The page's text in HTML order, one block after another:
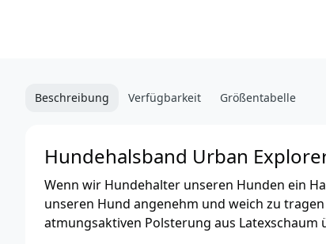
Beschreibung Verfügbarkeit Größentabelle
Hundehalsband Urban
Wenn wir Hundehalter unseren Hunden ein
unseren Hund angenehm und weich zu
atmungsaktiven Polsterung aus Latexschaum